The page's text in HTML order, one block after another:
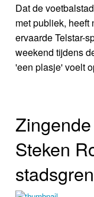
Dat de
met publiek,
ervaarde Telstar-
weekend tijdens
'een plasje' voelt
Steken